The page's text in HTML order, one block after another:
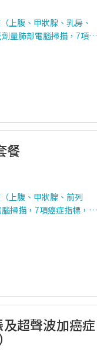
上腹、甲狀腺、乳房、
量肺部電腦掃描，7項…
餐
上腹、甲狀腺、前列
掃描，7項癌症指標，…
超聲波加癌症